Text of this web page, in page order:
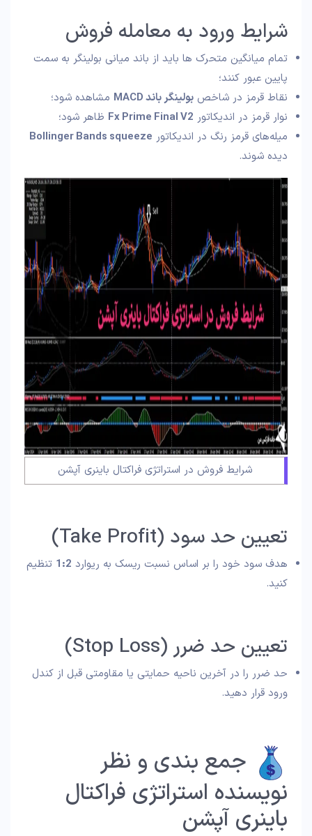
شرایط ورود به معامله فروش
تمام میانگین متحرک‌ ها باید از باند میانی بولینگر به سمت
پایین عبور کنند؛
نقاط قرمز در شاخص بولینگر باند MACD
مشاهده شود؛
نوار قرمز در اندیکاتور Fx Prime Final V2 ظاهر شود؛
میله‌های قرمز رنگ در اندیکاتور Bollinger Bands squeeze
دیده شوند.
شرایط فروش در استراتژی فراکتال باینری آپشن
تعیین حد سود (Take Profit)
هدف سود خود را بر اساس نسبت ریسک به ریوارد 1:2 تنظیم
کنید.
تعیین حد ضرر (Stop Loss)
حد ضرر را در آخرین ناحیه حمایتی یا مقاومتی قبل از کندل
ورود قرار دهید.
جمع بندی و نظر
نویسنده استراتژی فراکتال
باینری آپشن